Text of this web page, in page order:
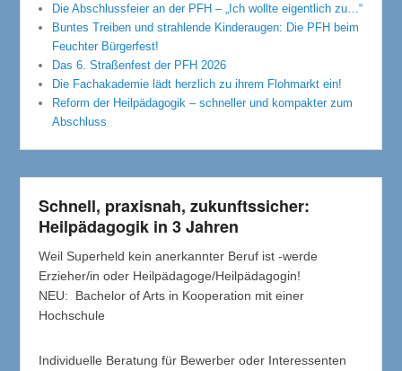
Die Abschlussfeier an der PFH – „Ich wollte eigentlich zu…“
Buntes Treiben und strahlende Kinderaugen: Die PFH beim
Feuchter Bürgerfest!
Das 6. Straßenfest der PFH 2026
Die Fachakademie lädt herzlich zu ihrem Flohmarkt ein!
Reform der Heilpädagogik – schneller und kompakter zum
Abschluss
Schnell, praxisnah, zukunftssicher:
Heilpädagogik in 3 Jahren
Weil Superheld kein anerkannter Beruf ist -werde
Erzieher/in oder Heilpädagoge/Heilpädagogin!
NEU: Bachelor of Arts in Kooperation mit einer
Hochschule
Individuelle Beratung für Bewerber oder Interessenten